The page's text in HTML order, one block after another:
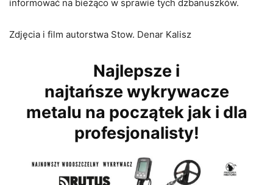
informować na bieżąco w sprawie tych dzbanuszków.
Zdjęcia i film autorstwa Stow. Denar Kalisz
Najlepsze i
najtańsze wykrywacze
metalu na początek jak i dla
profesjonalisty!